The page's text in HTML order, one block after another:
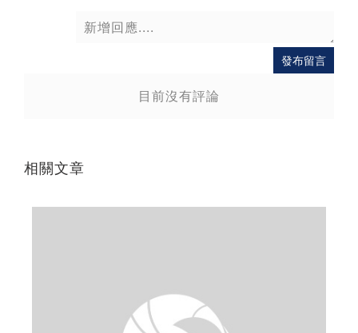
發布留言
目前沒有評論
相關文章